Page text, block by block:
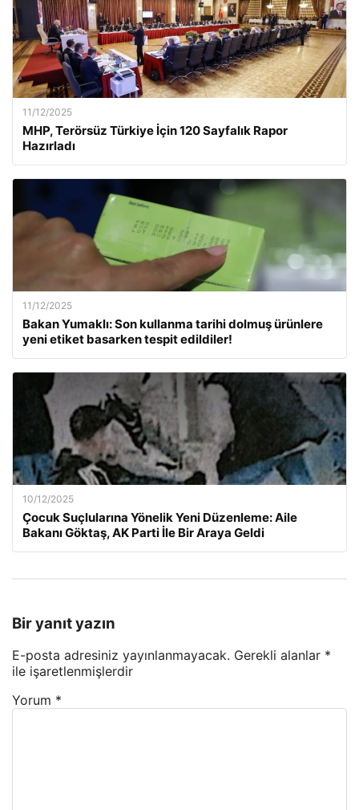
11/12/2025
MHP, Terörsüz Türkiye İçin 120 Sayfalık Rapor
Hazırladı
11/12/2025
Bakan Yumaklı: Son kullanma tarihi dolmuş ürünlere
yeni etiket basarken tespit edildiler!
10/12/2025
Çocuk Suçlularına Yönelik Yeni Düzenleme: Aile
Bakanı Göktaş, AK Parti İle Bir Araya Geldi
Bir yanıt yazın
E-posta adresiniz yayınlanmayacak. Gerekli alanlar *
ile işaretlenmişlerdir
Yorum *